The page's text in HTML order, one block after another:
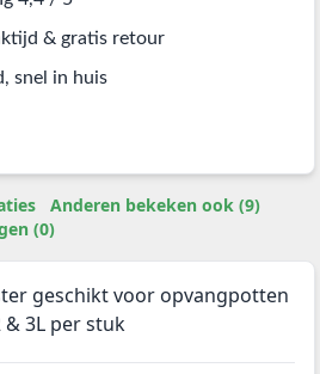
& gratis retour
snel in huis
Anderen bekeken ook (9)
(0)
geschikt voor opvangpotten
& 3L per stuk